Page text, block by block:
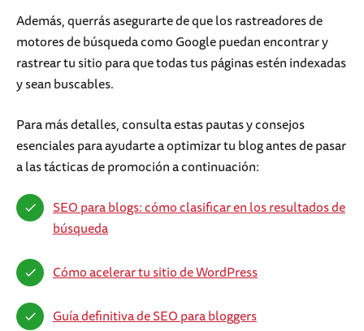
Además, querrás asegurarte de que los rastreadores de
motores de búsqueda como Google puedan encontrar y
rastrear tu sitio para que todas tus páginas estén indexadas
y sean buscables.
Para más detalles, consulta estas pautas y consejos
esenciales para ayudarte a optimizar tu blog antes de pasar
a las tácticas de promoción a continuación:
SEO para blogs: cómo clasificar en los resultados de
búsqueda
Cómo acelerar tu sitio de WordPress
Guía definitiva de SEO para bloggers